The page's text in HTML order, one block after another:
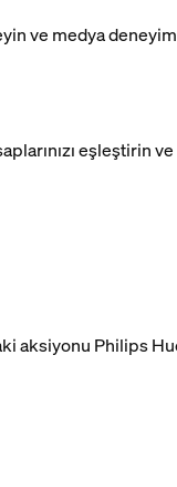
ve medya
eşleştirin ve
aksiyonu Philips